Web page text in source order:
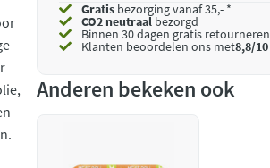
Gratis bezorging vanaf 35,- *
CO2 neutraalbezorgd
Binnen 30 dagen gratis retourneren
Klanten beoordelen ons met8,8/10
Anderen bekeken ook